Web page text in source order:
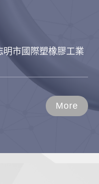
市國際塑橡膠工業
More